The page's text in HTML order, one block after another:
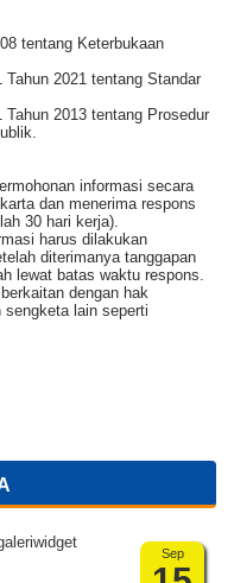
tentang Keterbukaan
2021 tentang Standar
2013 tentang Prosedur
informasi secara
dan menerima respons
30 hari kerja).
harus dilakukan
diterimanya tanggapan
lewat batas waktu respons.
dengan hak
lain seperti
Sep